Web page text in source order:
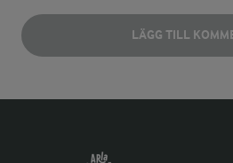
LÄGG TILL